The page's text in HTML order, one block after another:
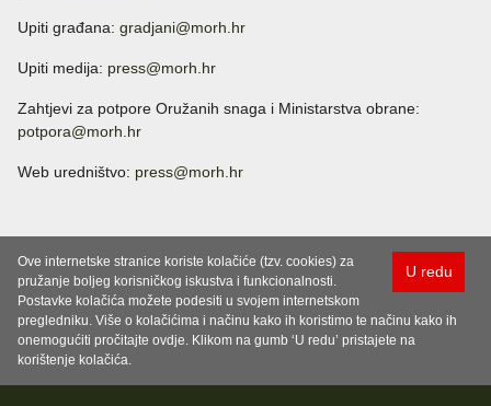
Upiti građana: gradjani@morh.hr
Upiti medija: press@morh.hr
Zahtjevi za potpore Oružanih snaga i Ministarstva obrane:
potpora@morh.hr
Web uredništvo: press@morh.hr
U redu
Ove internetske stranice koriste kolačiće (tzv. cookies) za
pružanje boljeg korisničkog iskustva i funkcionalnosti.
Postavke kolačića možete podesiti u svojem internetskom
pregledniku. Više o kolačićima i načinu kako ih koristimo te načinu kako ih
onemogućiti pročitajte ovdje. Klikom na gumb ‘U redu’ pristajete na
korištenje kolačića.